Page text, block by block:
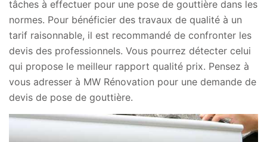
tâches à effectuer pour une pose de gouttière dans les
normes. Pour bénéficier des travaux de qualité à un
tarif raisonnable, il est recommandé de confronter les
devis des professionnels. Vous pourrez détecter celui
qui propose le meilleur rapport qualité prix. Pensez à
vous adresser à MW Rénovation pour une demande de
devis de pose de gouttière.